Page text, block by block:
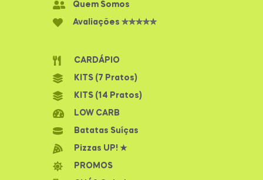
Quem Somos
Avaliações ✮✮✮✮✮
CARDÁPIO
KITS (7 Pratos)
KITS (14 Pratos)
LOW CARB
Batatas Suíças
Pizzas UP! ★
PROMOS